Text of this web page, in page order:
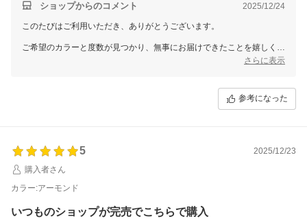
ショップからのコメント 2025/12/24
このたびはご利用いただき、ありがとうございます。
ご希望のカラーと度数が見つかり、無事にお届けできたことを嬉しく思
います。迅速なお届けにご満足いただけたようで、スタッフ一同心より
またのご来店をお待ちしております。ありがとうございました。
さらに表示
参考になった
5
2025/12/23
購入者さん
カラー:アーモンド
いつものショップが完売でこちらで購入